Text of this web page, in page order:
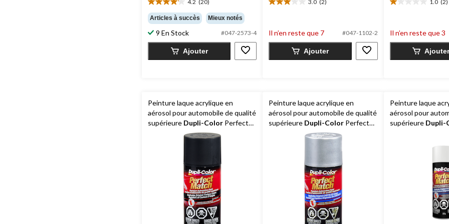
4.2 (20)
4.2
étoile(s)
sur
5.
20
évaluations
Articles à succès Mieux notés
9 En Stock #047-2573-4
Ajouter
3.0 (2)
3.0
5.
2
évaluations
Il n’en reste que 7 #047-1102-2
Ajouter
1.0 (2)
1.0
5.
2
évaluations
Il n’en reste que 3
Peinture laque acrylique en
aérosol pour automobile de qualité
supérieure Dupli-Color Perfect
Match, noir mat, 227 g
Peinture laque acrylique en
aérosol pour automobile de qualité
supérieure Dupli-Color Perfect
Match, argent vif métallisé, 227 g
Peinture laque
aérosol pour
supérieure Dupli-